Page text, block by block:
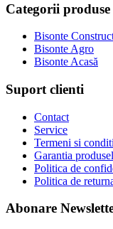
Categorii produse
Bisonte
Bisonte Agro
Bisonte Acasă
Suport clienti
Contact
Service
Termeni si
Garantia
Politica de
Politica de
Abonare